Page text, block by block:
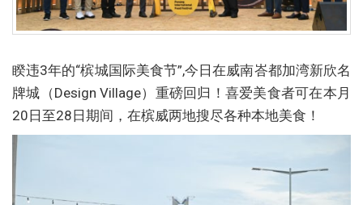
睽违3年的“槟城国际美食节”,今日在威南峇都加湾新欣名
牌城（Design Village）重磅回归！喜爱美食者可在本月
20日至28日期间，在槟威两地搜尽各种本地美食！